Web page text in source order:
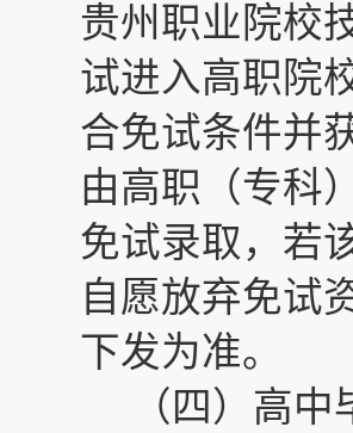
贵州职业院校
试进入高职院
合免试条件并
由高职（专科
免试录取，若
自愿放弃免试
下发为准。
（四）高